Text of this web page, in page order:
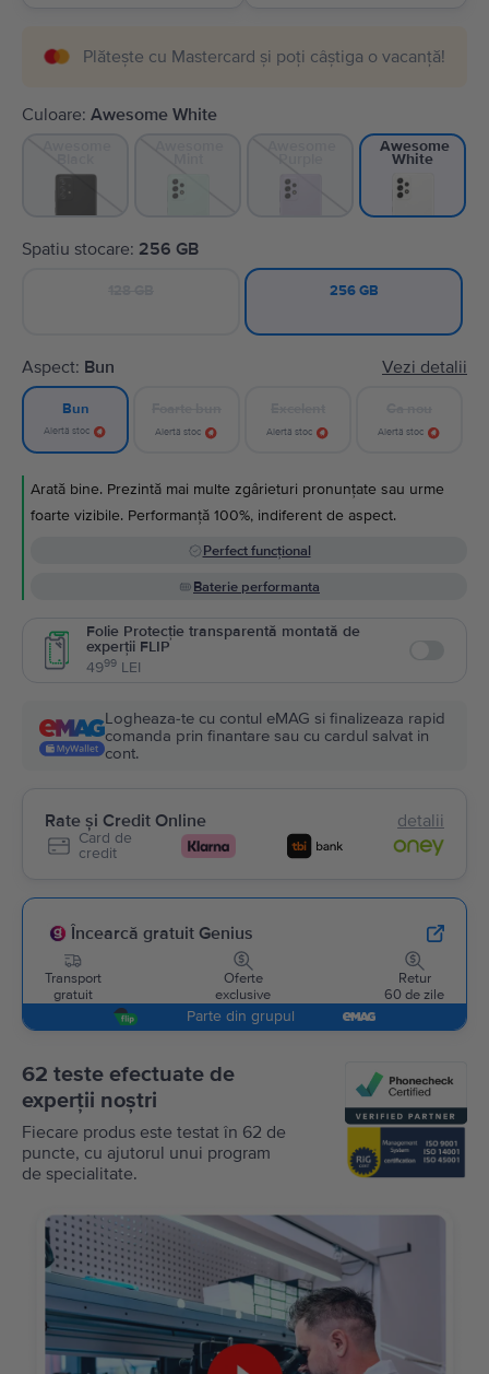
Plătește cu Mastercard și poți câștiga o vacanță!
Culoare: Awesome White
Awesome
White
Spatiu stocare: 256 GB
256 GB
Aspect: Bun Vezi detalii
Bun
Alertă stoc Alertă stoc Alertă stoc Alertă stoc
Arată bine. Prezintă mai multe zgârieturi pronunțate sau urme
foarte vizibile. Performanță 100%, indiferent de aspect.
Perfect funcțional
Baterie performanta
Folie Protecție transparentă montată de
experții FLIP
4999 LEI
Logheaza-te cu contul eMAG si finalizeaza rapid
comanda prin finantare sau cu cardul salvat in
cont.
Rate și Credit Online detalii
Card de
credit
Încearcă gratuit Genius
Transport
gratuit
Oferte
exclusive
Retur
60 de zile
Parte din grupul
62 teste efectuate de
experții noștri
Fiecare produs este testat în 62 de
puncte, cu ajutorul unui program
de specialitate.